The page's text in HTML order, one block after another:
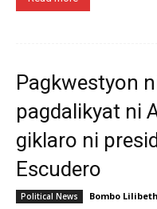
Pagkwestyon
pagdalikyat ni
giklaro ni
Escudero
Political News Bombo